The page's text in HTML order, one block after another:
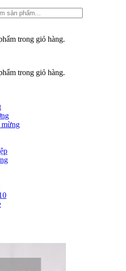
trong giỏ hàng.
trong giỏ hàng.
mừng